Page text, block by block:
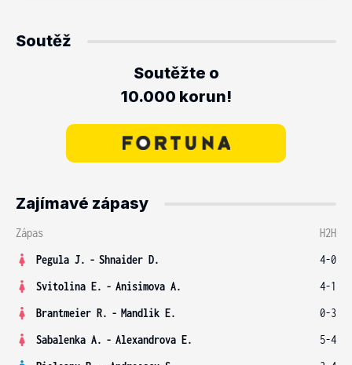
Soutěž
Soutěžte o
10.000 korun!
Zajímavé zápasy
Zápas
H2H
Pegula J. - Shnaider D.
4-0
Svitolina E. - Anisimova A.
4-1
Brantmeier R. - Mandlik E.
0-3
Sabalenka A. - Alexandrova E.
5-4